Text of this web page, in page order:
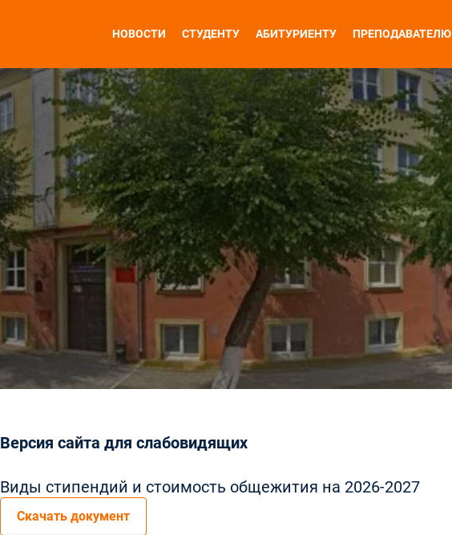
НОВОСТИ СТУДЕНТУ АБИТУРИЕНТУ ПРЕПОДАВАТЕЛЮ
Версия сайта для слабовидящих
Виды стипендий и стоимость общежития на 2026-2027
Скачать документ